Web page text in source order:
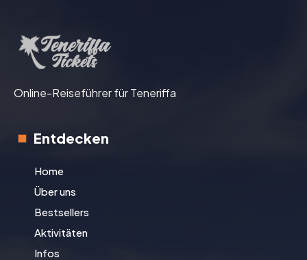
Online-Reiseführer für Teneriffa
Entdecken
Home
Über uns
Bestsellers
Aktivitäten
Infos